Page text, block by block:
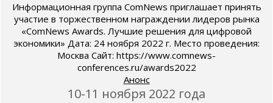
Информационная группа ComNews приглашает принять
участие в торжественном награждении лидеров рынка
«ComNews Awards. Лучшие решения для цифровой
экономики» Дата: 24 ноября 2022 г. Место проведения:
Москва Сайт: https://www.comnews-
conferences.ru/awards2022
Анонс
10-11 ноября 2022 года